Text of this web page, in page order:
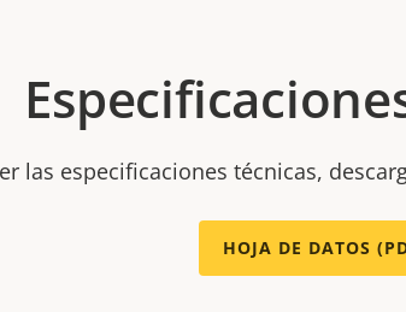
las especificaciones técnicas,
HOJA DE DATOS